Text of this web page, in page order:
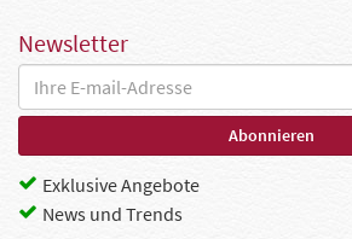
Newsletter
Exklusive Angebote
News und Trends